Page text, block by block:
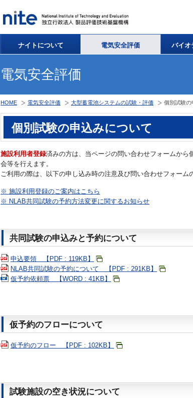
ナイトについて 電気安全評価 バイオ
電気安全評価
HOME 電気安全評価 大型蓄電池システムの試験・評価 個別試験の
個別試験の申込みについて
施設利用者登録済みの方は、当ページの問い合わせフォームか
会等を行えます。
ご利用の際は、以下の申し込み時の注意及び問い合わせフォー
※ 施設利用登録のご案内はこちら
※ NLAB共同試験の予約方法変更に関するお知らせ
共同試験の申込みと予約について
申込要領 【PDF : 119KB】
NLAB共同試験の予約について 【PDF : 291KB】
仮予約依頼票 【WORD : 41KB】
仮予約のフローについて
仮予約のフロー 【PDF : 102KB】
試験施設の空き状況について